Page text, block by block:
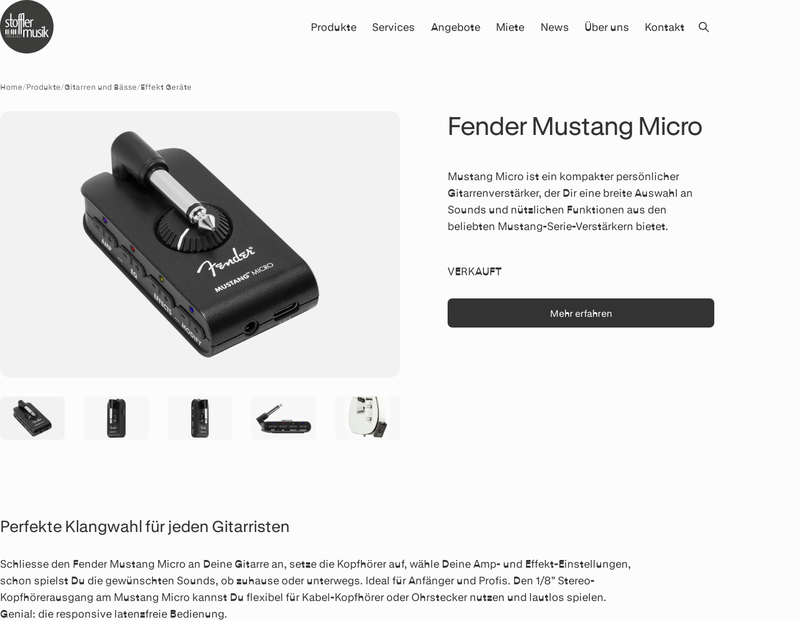
Produkte Services Angebote Miete News Über uns Kontakt
Home/Produkte/Gitarren und Bässe/Effekt Geräte
Fender Mustang Micro
Mustang Micro ist ein kompakter persönlicher
Gitarrenverstärker, der Dir eine breite Auswahl an
Sounds und nützlichen Funktionen aus den
beliebten Mustang-Serie-Verstärkern bietet.
VERKAUFT
Mehr erfahren
Perfekte Klangwahl für jeden Gitarristen
Schliesse den Fender Mustang Micro an Deine Gitarre an, setze die Kopfhörer auf, wähle Deine Amp- und Effekt-Einstellungen,
schon spielst Du die gewünschten Sounds, ob zuhause oder unterwegs. Ideal für Anfänger und Profis. Den 1/8" Stereo-
Kopfhörerausgang am Mustang Micro kannst Du flexibel für Kabel-Kopfhörer oder Ohrstecker nutzen und lautlos spielen.
Genial: die responsive latenzfreie Bedienung.